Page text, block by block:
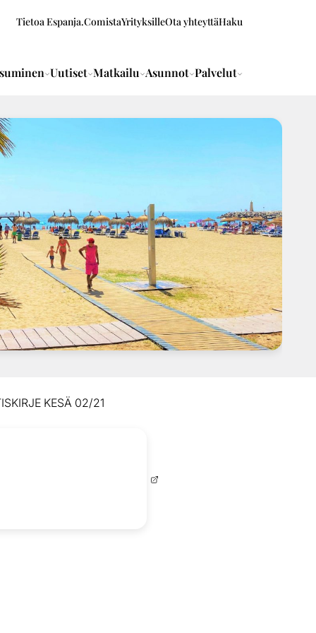
Tietoa Espanja.ComistaYrityksilleOta yhteyttäHaku
Uutiset Matkailu Asunnot Palvelut
KESÄ 02/21